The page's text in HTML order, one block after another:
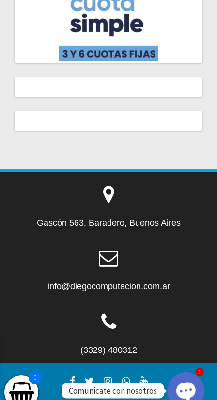
Gascón 563, Baradero, Buenos Aires
info@diegocomputacion.com.ar
(3329) 480312
0
Comunicate con nosotros